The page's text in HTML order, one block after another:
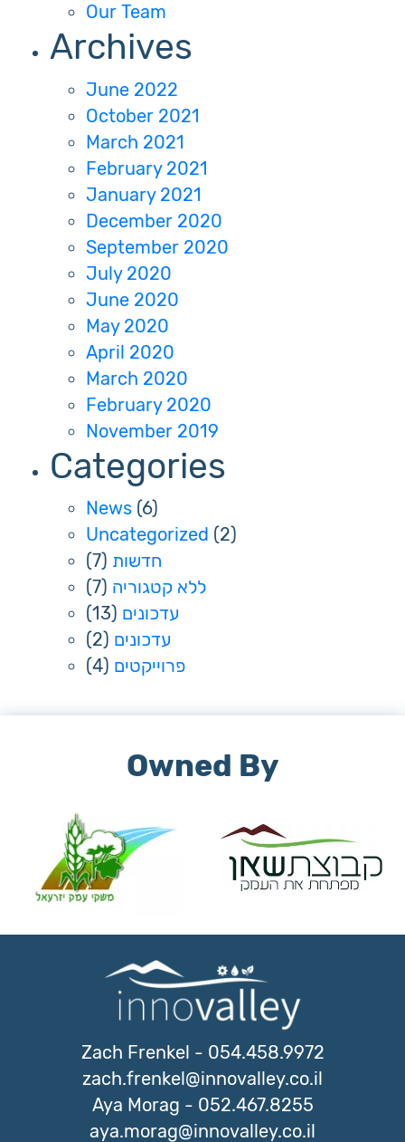
Our Team
Archives
June 2022
October 2021
March 2021
February 2021
January 2021
December 2020
September 2020
July 2020
June 2020
May 2020
April 2020
March 2020
February 2020
November 2019
Categories
News (6)
Uncategorized (2)
חדשות (7)
ללא קטגוריה (7)
עדכונים (13)
עדכונים (2)
פרוייקטים (4)
Owned By
Zach Frenkel - 054.458.9972
zach.frenkel@innovalley.co.il
Aya Morag - 052.467.8255
aya.morag@innovalley.co.il